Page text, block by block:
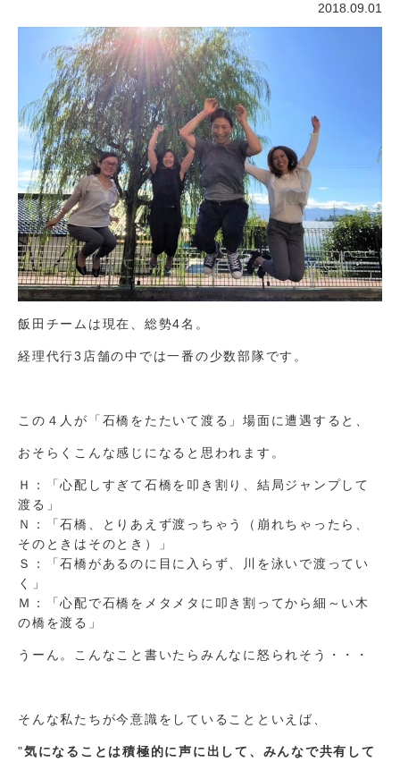
2018.09.01
飯田チームは現在、総勢4名。
経理代行3店舗の中では一番の少数部隊です。
この４人が「石橋をたたいて渡る」場面に遭遇すると、
おそらくこんな感じになると思われます。
Ｈ：「心配しすぎて石橋を叩き割り、結局ジャンプして
渡る」
Ｎ：「石橋、とりあえず渡っちゃう（崩れちゃったら、
そのときはそのとき）」
Ｓ：「石橋があるのに目に入らず、川を泳いで渡ってい
く」
Ｍ：「心配で石橋をメタメタに叩き割ってから細～い木
の橋を渡る」
うーん。こんなこと書いたらみんなに怒られそう・・・
そんな私たちが今意識をしていることといえば、
"気になることは積極的に声に出して、みんなで共有して